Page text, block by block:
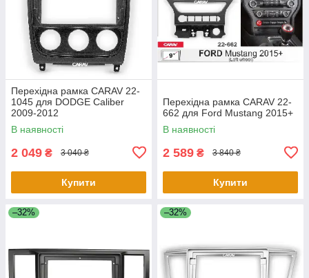
Перехідна рамка CARAV 22-
1045 для DODGE Caliber
2009-2012
В наявності
2 049 ₴ 3 040 ₴
Купити
Перехідна рамка CARAV 22-
662 для Ford Mustang 2015+
В наявності
2 589 ₴ 3 840 ₴
Купити
–32% –32%